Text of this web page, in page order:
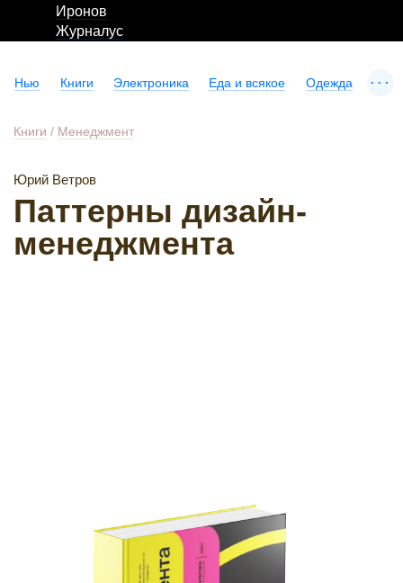
Иронов
Журналус
Нью Книги Электроника Еда и всякое Одежда ...
Книги / Менеджмент
Юрий Ветров
Паттерны дизайн-
менеджмента